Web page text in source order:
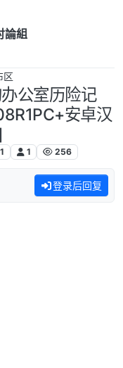
論組
区
公室历险记
安卓汉
1 1 256
登录后回复